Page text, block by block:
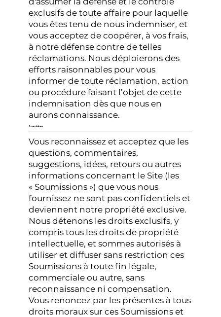
exclusifs de toute affaire pour laquelle
vous êtes tenu de nous indemniser, et
vous acceptez de coopérer, à vos frais,
à notre défense contre de telles
réclamations. Nous déploierons des
efforts raisonnables pour vous
informer de toute réclamation, action
ou procédure faisant l’objet de cette
indemnisation dès que nous en
aurons connaissance.
Soumissions
Vous reconnaissez et acceptez que les
questions, commentaires,
suggestions, idées, retours ou autres
informations concernant le Site (les
« Soumissions ») que vous nous
fournissez ne sont pas confidentiels et
deviennent notre propriété exclusive.
Nous détenons les droits exclusifs, y
compris tous les droits de propriété
intellectuelle, et sommes autorisés à
utiliser et diffuser sans restriction ces
Soumissions à toute fin légale,
commerciale ou autre, sans
reconnaissance ni compensation.
Vous renoncez par les présentes à tous
droits moraux sur ces Soumissions et